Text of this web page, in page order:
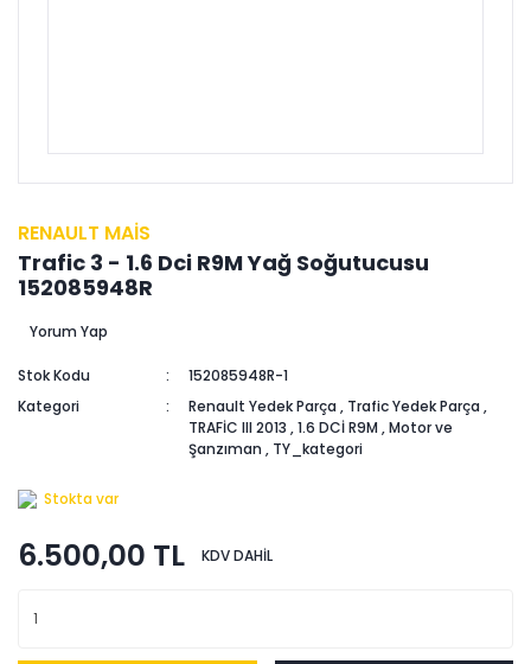
RENAULT MAİS
Trafic 3 - 1.6 Dci R9M Yağ Soğutucusu
152085948R
Yorum Yap
Stok Kodu
152085948R-1
Kategori
Renault Yedek Parça , Trafic Yedek Parça ,
TRAFİC III 2013 ,1.6 DCİ R9M ,Motor ve
Şanzıman , TY_kategori
Stokta var
6.500,00 TL KDV DAHİL